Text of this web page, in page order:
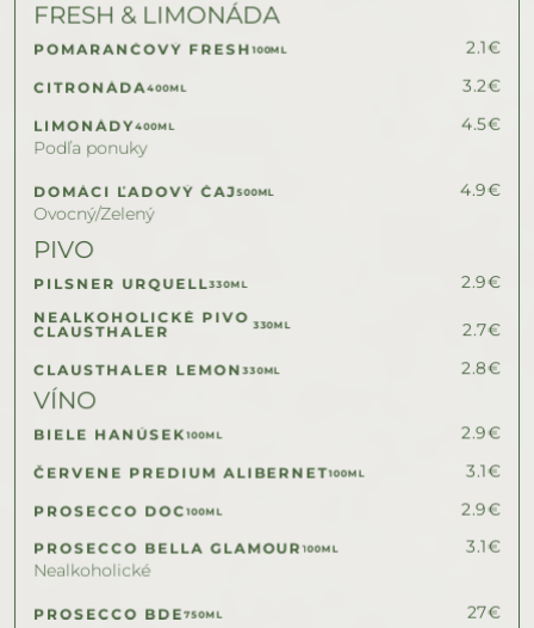
FRESH & LIMONÁDA
POMARANČOVÝ FRESH 100ML 2.1€
CITRONÁDA400ML 3.2€
LIMONÁDY400ML 4.5€
Podľa ponuky
DOMÁCI ĽADOVÝ ČAJ500ML 4.9€
Ovocný/Zelený
PIVO
PILSNER URQUELL330ML 2.9€
NEALKOHOLICKÉ PIVO
CLAUSTHALER
330ML 2.7€
CLAUSTHALER LEMON 330ML 2.8€
VÍNO
BIELE HANÚSEK100ML 2.9€
ČERVENE PREDIUM ALIBERNET100ML 3.1€
PROSECCO DOC 100ML 2.9€
PROSECCO BELLA GLAMOUR100ML 3.1€
Nealkoholické
PROSECCO BDE750ML 27€